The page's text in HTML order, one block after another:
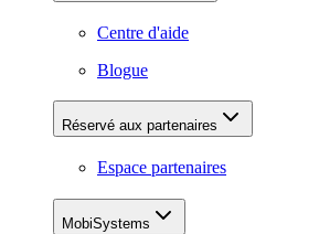
Centre d'aide
Blogue
Réservé aux partenaires
Espace partenaires
MobiSystems